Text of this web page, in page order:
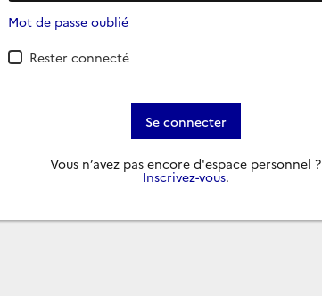
Mot de passe oublié
Rester connecté
Se connecter
Vous n’avez pas encore d'espace personnel ?
Inscrivez-vous.